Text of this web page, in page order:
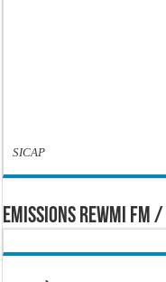
SICAP
EMISSIONS REWMI FM